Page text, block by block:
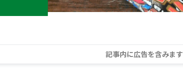
記事内に広告を含みます